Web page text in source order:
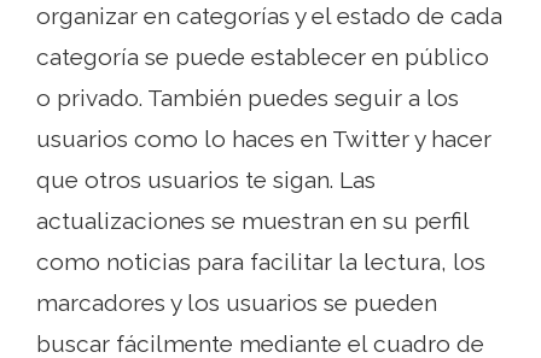
organizar en categorías y el estado de cada
categoría se puede establecer en público
o privado. También puedes seguir a los
usuarios como lo haces en Twitter y hacer
que otros usuarios te sigan. Las
actualizaciones se muestran en su perfil
como noticias para facilitar la lectura, los
marcadores y los usuarios se pueden
buscar fácilmente mediante el cuadro de